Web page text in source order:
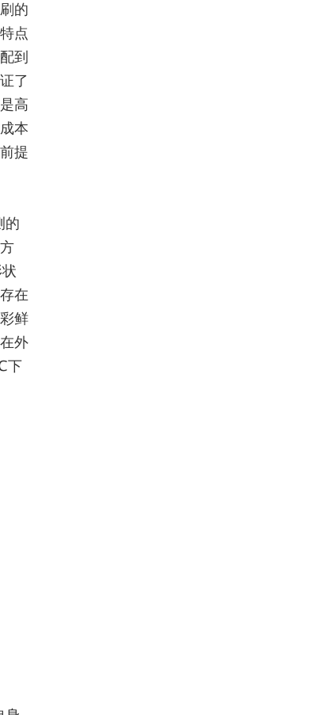
的
点
到
了
高
本
提
的
在
鲜
外
下